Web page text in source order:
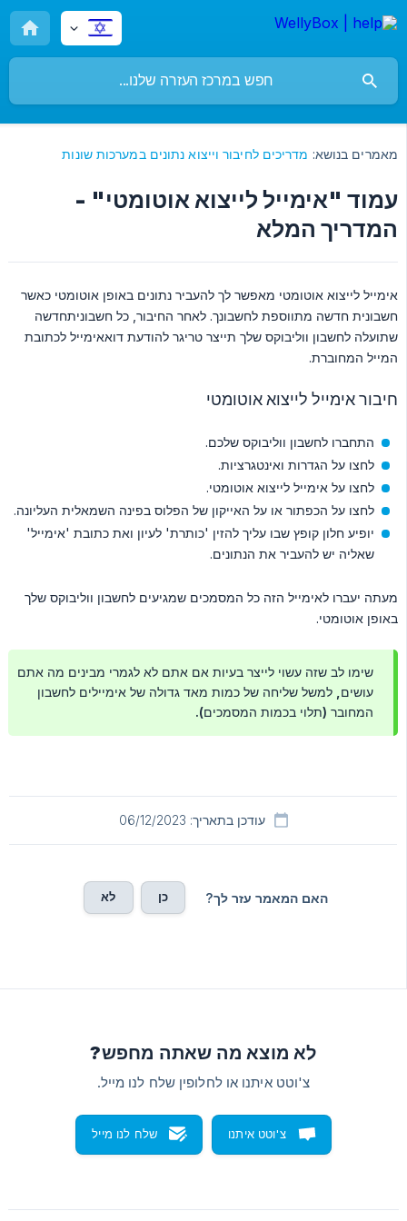
מאמרים בנושא: מדריכים לחיבור וייצוא נתונים במערכות שונות
עמוד "אימייל לייצוא אוטומטי" -
המדריך המלא
אימייל לייצוא אוטומטי מאפשר לך להעביר נתונים באופן אוטומטי כאשר
חשבונית חדשה מתווספת לחשבונך. לאחר החיבור, כל חשבוניתחדשה
שתועלה לחשבון ווליבוקס שלך תייצר טריגר להודעת דואאימייל לכתובת
המייל המחוברת.
חיבור אימייל לייצוא אוטומטי
התחברו לחשבון ווליבוקס שלכם.
לחצו על הגדרות ואינטגרציות.
לחצו על אימייל לייצוא אוטומטי.
לחצו על הכפתור או על האייקון של הפלוס בפינה השמאלית העליונה.
יופיע חלון קופץ שבו עליך להזין 'כותרת' לעיון ואת כתובת 'אימייל'
שאליה יש להעביר את הנתונים.
מעתה יעברו לאימייל הזה כל המסמכים שמגיעים לחשבון ווליבוקס שלך
באופן אוטומטי.
שימו לב שזה עשוי לייצר בעיות אם אתם לא לגמרי מבינים מה אתם
עושים, למשל שליחה של כמות מאד גדולה של אימיילים לחשבון
המחובר (תלוי בכמות המסמכים).
עודכן בתאריך: 06/12/2023
האם המאמר עזר לך? כן לא
לא מוצא מה שאתה מחפש?
צ'וטט איתנו או לחלופין שלח לנו מייל.
צ'וטט איתנו שלח לנו מייל